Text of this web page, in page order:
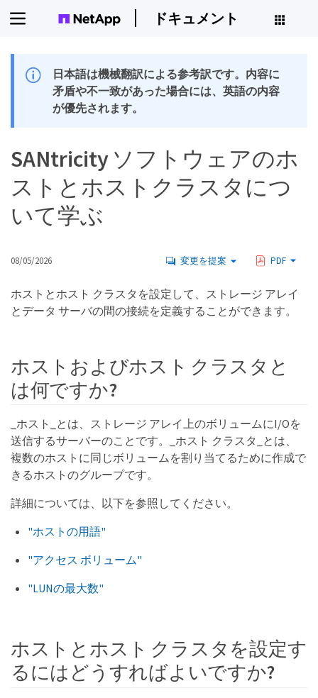
ドキュメント
日本語は機械翻訳による参考訳です。内容に
矛盾や不一致があった場合には、英語の内容
が優先されます。
SANtricity ソフトウェアのホ
ストとホストクラスタにつ
いて学ぶ
08/05/2026 変更を提案 PDF
ホストとホスト クラスタを設定して、ストレージ アレイ
とデータ サーバの間の接続を定義することができます。
ホストおよびホスト クラスタと
は何ですか?
_ホスト_とは、ストレージ アレイ上のボリュームにI/Oを
送信するサーバーのことです。_ホスト クラスタ_とは、
複数のホストに同じボリュームを割り当てるために作成で
きるホストのグループです。
詳細については、以下を参照してください。
"ホストの用語"
"アクセス ボリューム"
"LUNの最大数"
ホストとホスト クラスタを設定す
るにはどうすればよいですか?